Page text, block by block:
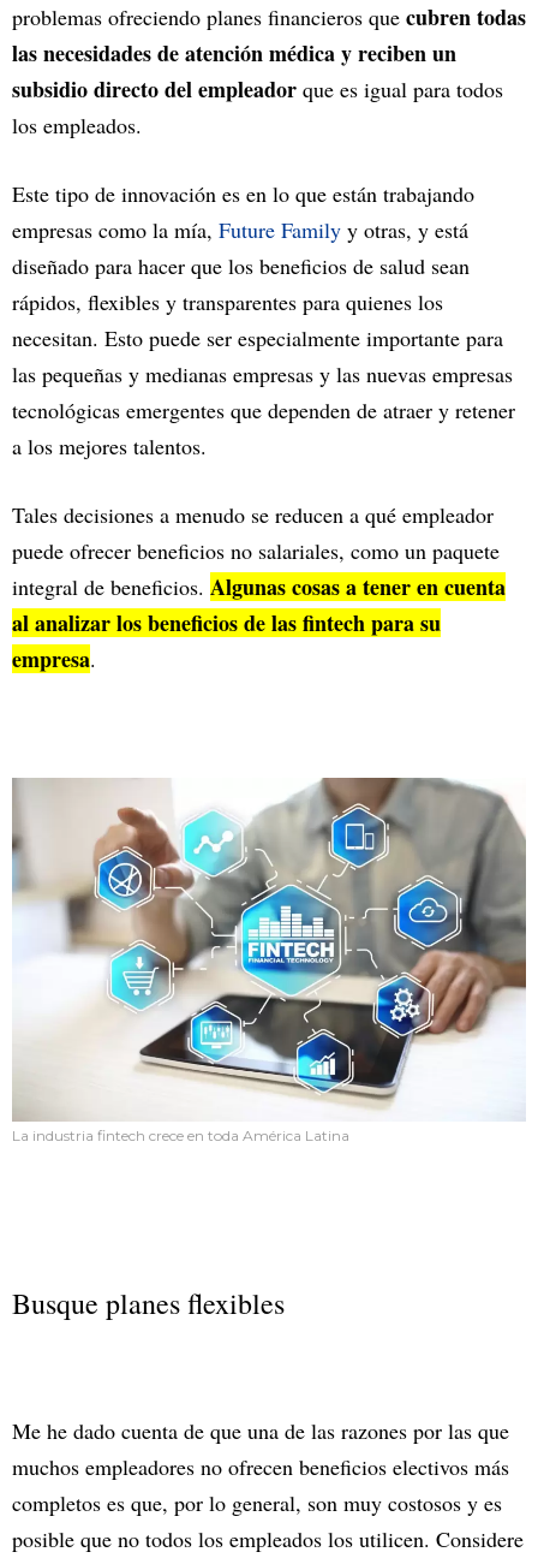
problemas ofreciendo planes financieros que cubren todas
las necesidades de atención médica y reciben un
subsidio directo del empleador que es igual para todos
los empleados.
Este tipo de innovación es en lo que están trabajando
empresas como la mía, Future Family y otras, y está
diseñado para hacer que los beneficios de salud sean
rápidos, flexibles y transparentes para quienes los
necesitan. Esto puede ser especialmente importante para
las pequeñas y medianas empresas y las nuevas empresas
tecnológicas emergentes que dependen de atraer y retener
a los mejores talentos.
Tales decisiones a menudo se reducen a qué empleador
puede ofrecer beneficios no salariales, como un paquete
integral de beneficios. Algunas cosas a tener en cuenta
al analizar los beneficios de las fintech para su
empresa.
La industria fintech crece en toda América Latina
Busque planes flexibles
Me he dado cuenta de que una de las razones por las que
muchos empleadores no ofrecen beneficios electivos más
completos es que, por lo general, son muy costosos y es
posible que no todos los empleados los utilicen. Considere